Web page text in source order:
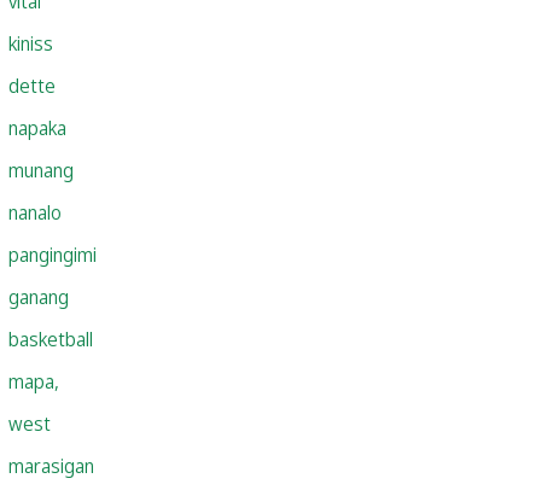
kiniss
dette
napaka
munang
nanalo
pangingimi
ganang
basketball
mapa,
west
marasigan